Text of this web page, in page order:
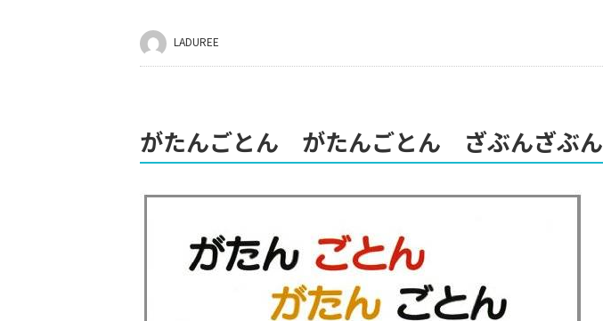
LADUREE
がたんごとん がたんごとん ざぶんざぶん